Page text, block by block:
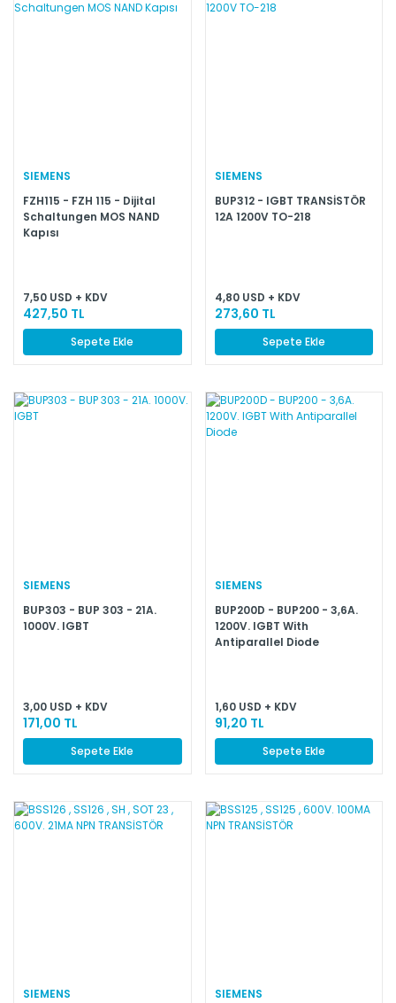
SIEMENS
FZH115 - FZH 115 - Dijital
Schaltungen MOS NAND
Kapısı
7,50 USD + KDV
427,50 TL
Sepete Ekle
SIEMENS
BUP312 - IGBT TRANSİSTÖR
12A 1200V TO-218
4,80 USD + KDV
273,60 TL
Sepete Ekle
SIEMENS
BUP303 - BUP 303 - 21A.
1000V. IGBT
3,00 USD + KDV
171,00 TL
Sepete Ekle
SIEMENS
BUP200D - BUP200 - 3,6A.
1200V. IGBT With
Antiparallel Diode
1,60 USD + KDV
91,20 TL
Sepete Ekle
SIEMENS
SIEMENS